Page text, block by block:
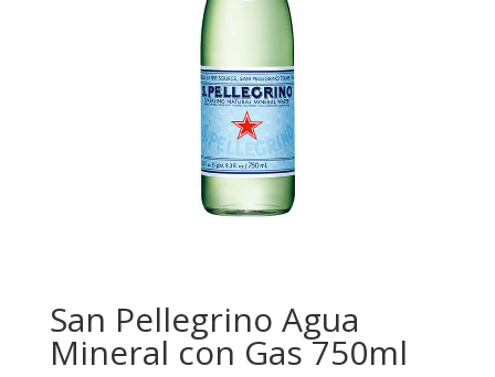
San Pellegrino Agua
Mineral con Gas 750ml